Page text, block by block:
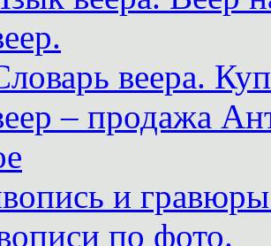
веера.
– продажа
и
по фото.